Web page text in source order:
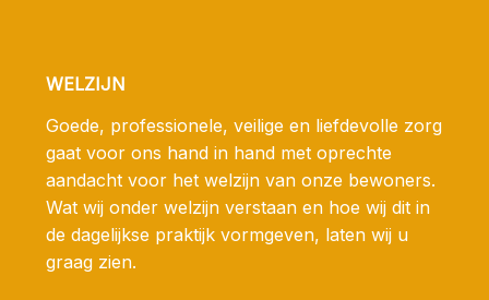
WELZIJN
Goede, professionele, veilige en liefdevolle zorg
gaat voor ons hand in hand met oprechte
aandacht voor het welzijn van onze bewoners.
Wat wij onder welzijn verstaan en hoe wij dit in
de dagelijkse praktijk vormgeven, laten wij u
graag zien.